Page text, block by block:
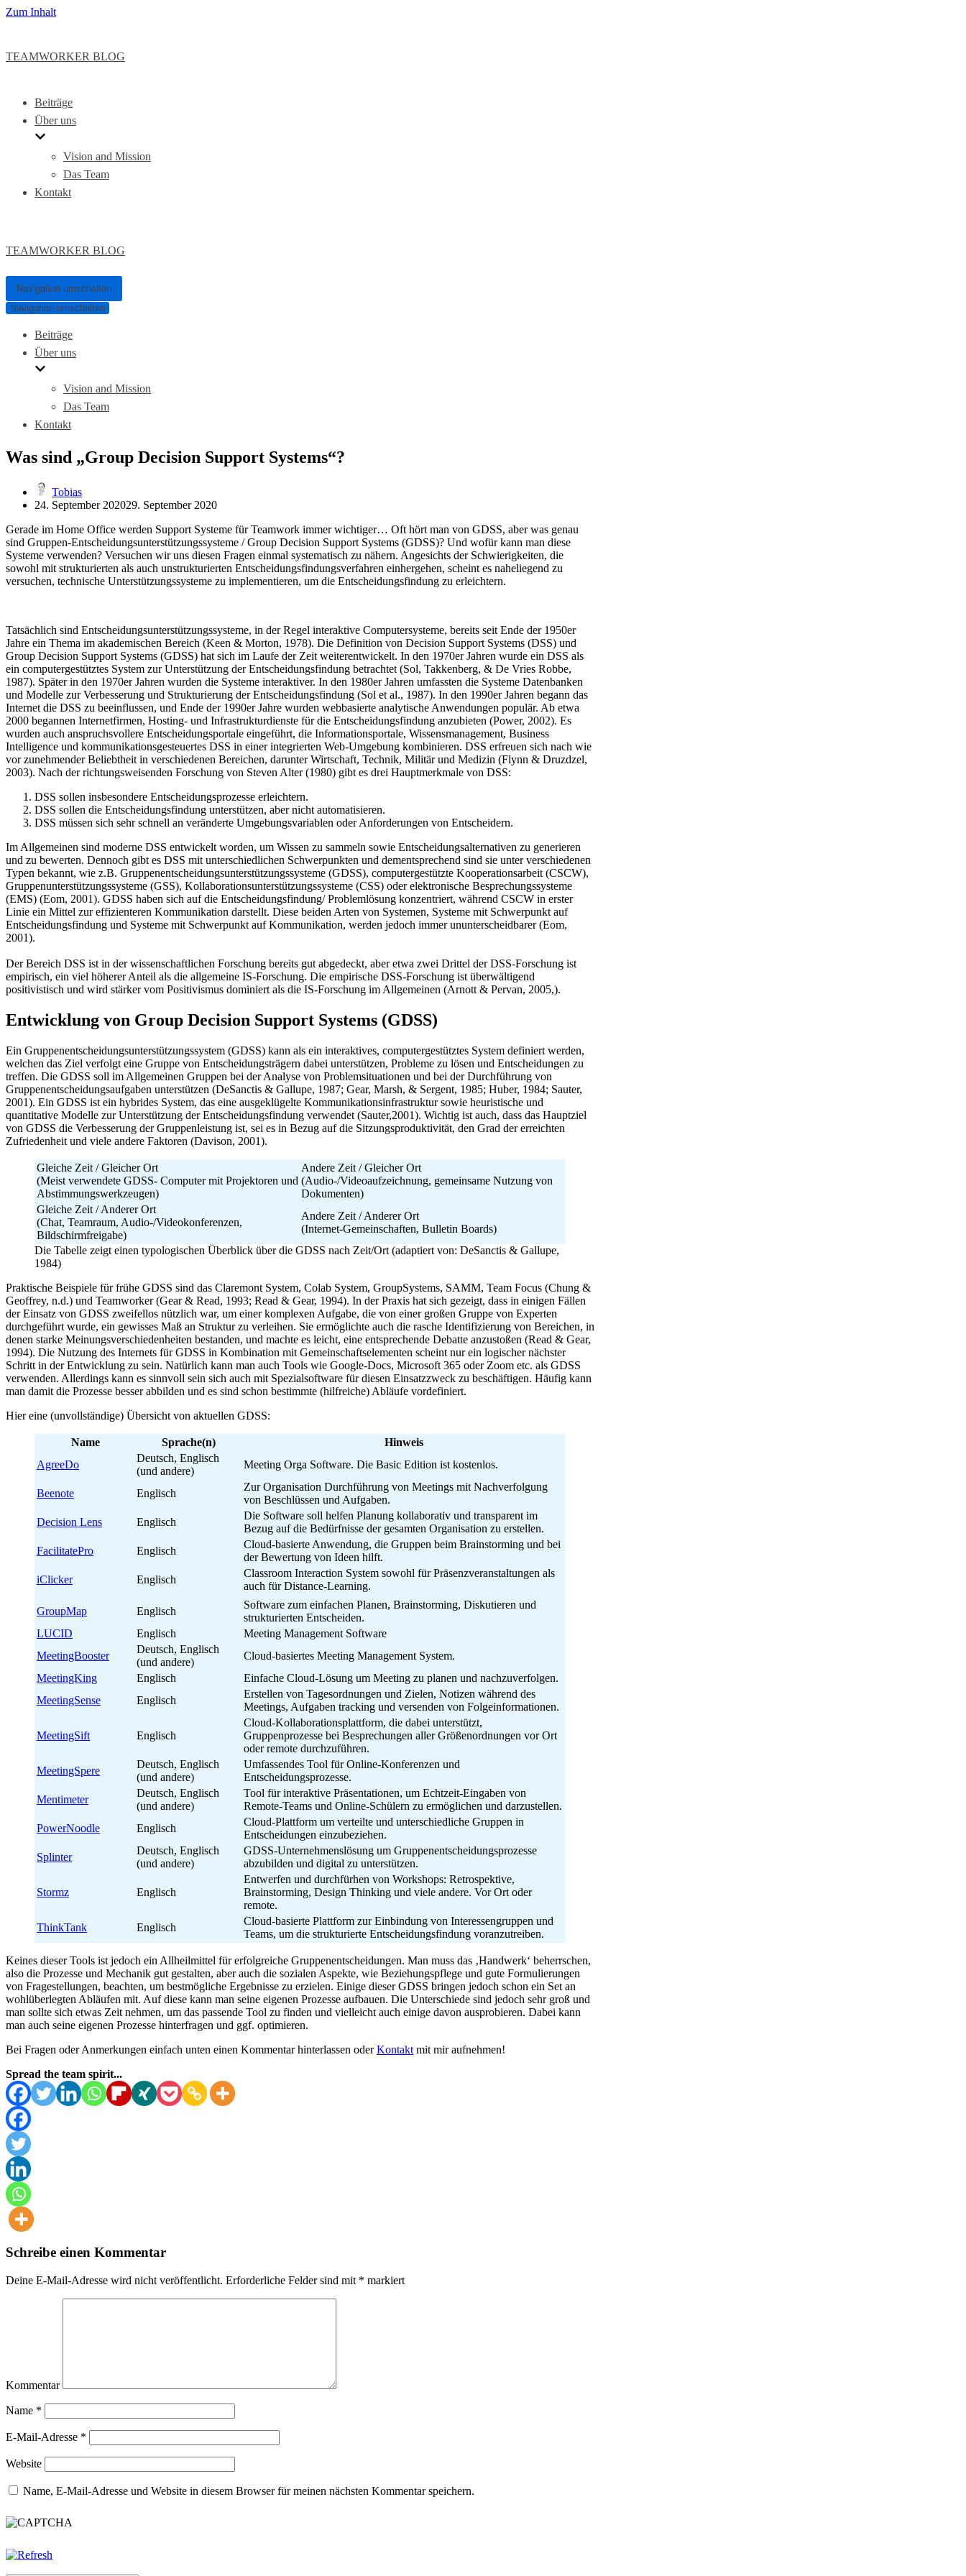
Zum Inhalt
TEAMWORKER BLOG
Beiträge
Über uns
Vision and Mission
Das Team
Kontakt
TEAMWORKER BLOG
Navigation umschalten
Navigation umschalten
Beiträge
Über uns
Vision and Mission
Das Team
Kontakt
Was sind „Group Decision Support Systems“?
Tobias
24. September 202029. September 2020
Gerade im Home Office werden Support Systeme für Teamwork immer wichtiger… Oft hört man von GDSS, aber was genau
sind Gruppen-Entscheidungsunterstützungssysteme / Group Decision Support Systems (GDSS)? Und wofür kann man diese
Systeme verwenden? Versuchen wir uns diesen Fragen einmal systematisch zu nähern. Angesichts der Schwierigkeiten, die
sowohl mit strukturierten als auch unstrukturierten Entscheidungsfindungsverfahren einhergehen, scheint es naheliegend zu
versuchen, technische Unterstützungssysteme zu implementieren, um die Entscheidungsfindung zu erleichtern.
Tatsächlich sind Entscheidungsunterstützungssysteme, in der Regel interaktive Computersysteme, bereits seit Ende der 1950er
Jahre ein Thema im akademischen Bereich (Keen & Morton, 1978). Die Definition von Decision Support Systems (DSS) und
Group Decision Support Systems (GDSS) hat sich im Laufe der Zeit weiterentwickelt. In den 1970er Jahren wurde ein DSS als
ein computergestütztes System zur Unterstützung der Entscheidungsfindung betrachtet (Sol, Takkenberg, & De Vries Robbe,
1987). Später in den 1970er Jahren wurden die Systeme interaktiver. In den 1980er Jahren umfassten die Systeme Datenbanken
und Modelle zur Verbesserung und Strukturierung der Entscheidungsfindung (Sol et al., 1987). In den 1990er Jahren begann das
Internet die DSS zu beeinflussen, und Ende der 1990er Jahre wurden webbasierte analytische Anwendungen populär. Ab etwa
2000 begannen Internetfirmen, Hosting- und Infrastrukturdienste für die Entscheidungsfindung anzubieten (Power, 2002). Es
wurden auch anspruchsvollere Entscheidungsportale eingeführt, die Informationsportale, Wissensmanagement, Business
Intelligence und kommunikationsgesteuertes DSS in einer integrierten Web-Umgebung kombinieren. DSS erfreuen sich nach wie
vor zunehmender Beliebtheit in verschiedenen Bereichen, darunter Wirtschaft, Technik, Militär und Medizin (Flynn & Druzdzel,
2003). Nach der richtungsweisenden Forschung von Steven Alter (1980) gibt es drei Hauptmerkmale von DSS:
DSS sollen insbesondere Entscheidungsprozesse erleichtern.
DSS sollen die Entscheidungsfindung unterstützen, aber nicht automatisieren.
DSS müssen sich sehr schnell an veränderte Umgebungsvariablen oder Anforderungen von Entscheidern.
Im Allgemeinen sind moderne DSS entwickelt worden, um Wissen zu sammeln sowie Entscheidungsalternativen zu generieren
und zu bewerten. Dennoch gibt es DSS mit unterschiedlichen Schwerpunkten und dementsprechend sind sie unter verschiedenen
Typen bekannt, wie z.B. Gruppenentscheidungsunterstützungssysteme (GDSS), computergestützte Kooperationsarbeit (CSCW),
Gruppenunterstützungssysteme (GSS), Kollaborationsunterstützungssysteme (CSS) oder elektronische Besprechungssysteme
(EMS) (Eom, 2001). GDSS haben sich auf die Entscheidungsfindung/ Problemlösung konzentriert, während CSCW in erster
Linie ein Mittel zur effizienteren Kommunikation darstellt. Diese beiden Arten von Systemen, Systeme mit Schwerpunkt auf
Entscheidungsfindung und Systeme mit Schwerpunkt auf Kommunikation, werden jedoch immer ununterscheidbarer (Eom,
2001).
Der Bereich DSS ist in der wissenschaftlichen Forschung bereits gut abgedeckt, aber etwa zwei Drittel der DSS-Forschung ist
empirisch, ein viel höherer Anteil als die allgemeine IS-Forschung. Die empirische DSS-Forschung ist überwältigend
positivistisch und wird stärker vom Positivismus dominiert als die IS-Forschung im Allgemeinen (Arnott & Pervan, 2005,).
Entwicklung von Group Decision Support Systems (GDSS)
Ein Gruppenentscheidungsunterstützungssystem (GDSS) kann als ein interaktives, computergestütztes System definiert werden,
welchen das Ziel verfolgt eine Gruppe von Entscheidungsträgern dabei unterstützen, Probleme zu lösen und Entscheidungen zu
treffen. Die GDSS soll im Allgemeinen Gruppen bei der Analyse von Problemsituationen und bei der Durchführung von
Gruppenentscheidungsaufgaben unterstützen (DeSanctis & Gallupe, 1987; Gear, Marsh, & Sergent, 1985; Huber, 1984; Sauter,
2001). Ein GDSS ist ein hybrides System, das eine ausgeklügelte Kommunikationsinfrastruktur sowie heuristische und
quantitative Modelle zur Unterstützung der Entscheidungsfindung verwendet (Sauter,2001). Wichtig ist auch, dass das Hauptziel
von GDSS die Verbesserung der Gruppenleistung ist, sei es in Bezug auf die Sitzungsproduktivität, den Grad der erreichten
Zufriedenheit und viele andere Faktoren (Davison, 2001).
Gleiche Zeit / Gleicher Ort
(Meist verwendete GDSS- Computer mit Projektoren und
Abstimmungswerkzeugen)
Andere Zeit / Gleicher Ort
(Audio-/Videoaufzeichnung, gemeinsame Nutzung von
Dokumenten)
Gleiche Zeit / Anderer Ort
(Chat, Teamraum, Audio-/Videokonferenzen,
Bildschirmfreigabe)
Andere Zeit / Anderer Ort
(Internet-Gemeinschaften, Bulletin Boards)
Die Tabelle zeigt einen typologischen Überblick über die GDSS nach Zeit/Ort (adaptiert von: DeSanctis & Gallupe,
1984)
Praktische Beispiele für frühe GDSS sind das Claremont System, Colab System, GroupSystems, SAMM, Team Focus (Chung &
Geoffrey, n.d.) und Teamworker (Gear & Read, 1993; Read & Gear, 1994). In der Praxis hat sich gezeigt, dass in einigen Fällen
der Einsatz von GDSS zweifellos nützlich war, um einer komplexen Aufgabe, die von einer großen Gruppe von Experten
durchgeführt wurde, ein gewisses Maß an Struktur zu verleihen. Sie ermöglichte auch die rasche Identifizierung von Bereichen, in
denen starke Meinungsverschiedenheiten bestanden, und machte es leicht, eine entsprechende Debatte anzustoßen (Read & Gear,
1994). Die Nutzung des Internets für GDSS in Kombination mit Gemeinschaftselementen scheint nur ein logischer nächster
Schritt in der Entwicklung zu sein. Natürlich kann man auch Tools wie Google-Docs, Microsoft 365 oder Zoom etc. als GDSS
verwenden. Allerdings kann es sinnvoll sein sich auch mit Spezialsoftware für diesen Einsatzzweck zu beschäftigen. Häufig kann
man damit die Prozesse besser abbilden und es sind schon bestimmte (hilfreiche) Abläufe vordefiniert.
Hier eine (unvollständige) Übersicht von aktuellen GDSS:
Name Sprache(n)
Hinweis
AgreeDo
Deutsch, Englisch
(und andere)
Meeting Orga Software. Die Basic Edition ist kostenlos.
Beenote Englisch
Zur Organisation Durchführung von Meetings mit Nachverfolgung
von Beschlüssen und Aufgaben.
Decision Lens
Englisch
Die Software soll helfen Planung kollaborativ und transparent im
Bezug auf die Bedürfnisse der gesamten Organisation zu erstellen.
FacilitatePro
Englisch
Cloud-basierte Anwendung, die Gruppen beim Brainstorming und bei
der Bewertung von Ideen hilft.
iClicker
Englisch
Classroom Interaction System sowohl für Präsenzveranstaltungen als
auch für Distance-Learning.
GroupMap Englisch
Software zum einfachen Planen, Brainstorming, Diskutieren und
strukturierten Entscheiden.
LUCID
Englisch
Meeting Management Software
MeetingBooster
Deutsch, Englisch
(und andere)
Cloud-basiertes Meeting Management System.
MeetingKing
Englisch
Einfache Cloud-Lösung um Meeting zu planen und nachzuverfolgen.
MeetingSense
Englisch
Erstellen von Tagesordnungen und Zielen, Notizen während des
Meetings, Aufgaben tracking und versenden von Folgeinformationen.
MeetingSift Englisch
Cloud-Kollaborationsplattform, die dabei unterstützt,
Gruppenprozesse bei Besprechungen aller Größenordnungen vor Ort
oder remote durchzuführen.
MeetingSpere
Deutsch, Englisch
(und andere)
Umfassendes Tool für Online-Konferenzen und
Entscheidungsprozesse.
Mentimeter
Deutsch, Englisch
(und andere)
Tool für interaktive Präsentationen, um Echtzeit-Eingaben von
Remote-Teams und Online-Schülern zu ermöglichen und darzustellen.
PowerNoodle
Englisch
Cloud-Plattform um verteilte und unterschiedliche Gruppen in
Entscheidungen einzubeziehen.
Splinter
Deutsch, Englisch
(und andere)
GDSS-Unternehmenslösung um Gruppenentscheidungsprozesse
abzubilden und digital zu unterstützen.
Stormz Englisch
Entwerfen und durchfürhen von Workshops: Retrospektive,
Brainstorming, Design Thinking und viele andere. Vor Ort oder
remote.
ThinkTank
Englisch
Cloud-basierte Plattform zur Einbindung von Interessengruppen und
Teams, um die strukturierte Entscheidungsfindung voranzutreiben.
Keines dieser Tools ist jedoch ein Allheilmittel für erfolgreiche Gruppenentscheidungen. Man muss das ‚Handwerk‘ beherrschen,
also die Prozesse und Mechanik gut gestalten, aber auch die sozialen Aspekte, wie Beziehungspflege und gute Formulierungen
von Fragestellungen, beachten, um bestmögliche Ergebnisse zu erzielen. Einige dieser GDSS bringen jedoch schon ein Set an
wohlüberlegten Abläufen mit. Auf diese kann man seine eigenen Prozesse aufbauen. Die Unterschiede sind jedoch sehr groß und
man sollte sich etwas Zeit nehmen, um das passende Tool zu finden und vielleicht auch einige davon ausprobieren. Dabei kann
man auch seine eigenen Prozesse hinterfragen und ggf. optimieren.
Bei Fragen oder Anmerkungen einfach unten einen Kommentar hinterlassen oderKontakt mit mir aufnehmen!
Spread the team spirit...
Schreibe einen Kommentar
Deine E-Mail-Adresse wird nicht veröffentlicht. Erforderliche Felder sind mit * markiert
Kommentar
Name *
E-Mail-Adresse *
Website
Name, E-Mail-Adresse und Website in diesem Browser für meinen nächsten Kommentar speichern.